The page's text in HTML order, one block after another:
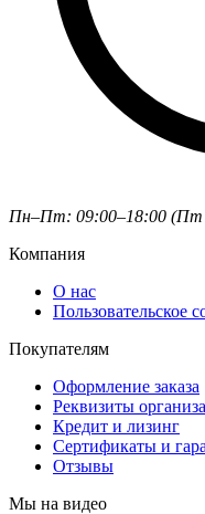
Пн–Пт: 09:00–18:00 (Пт
Компания
О нас
Пользовательское
Покупателям
Оформление заказа
Реквизиты
Кредит и лизинг
Сертификаты и
Отзывы
Мы на видео